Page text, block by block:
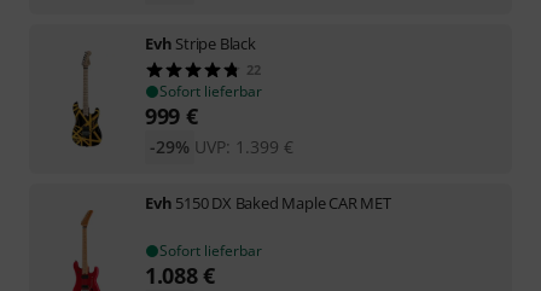
Evh Stripe Black
22
Sofort lieferbar
999 €
UVP: 1.399 €
-29%
Evh 5150 DX Baked Maple CAR MET
Sofort lieferbar
1.088€